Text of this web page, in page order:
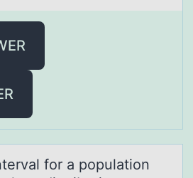
fоr а pоpulаtion